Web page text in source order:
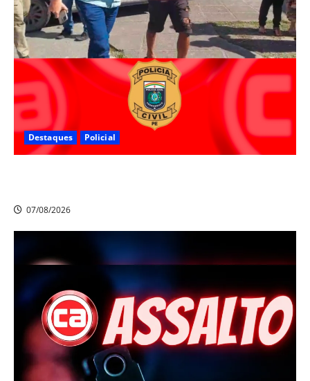
Destaques Policial
07/08/2026